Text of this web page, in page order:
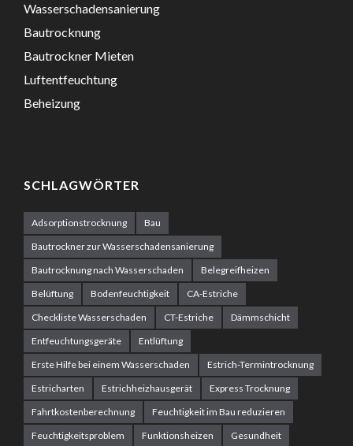
Wasserschadensanierung
Bautrocknung
Bautrockner Mieten
Luftentfeuchtung
Beheizung
SCHLAGWÖRTER
Adsorptionstrocknung
Bau
Bautrockner zur Wasserschadensanierung
Bautrocknung nach Wasserschaden
Belegreifheizen
Belüftung
Bodenfeuchtigkeit
CA-Estriche
Checkliste Wasserschaden
CT-Estriche
Dämmschicht
Entfeuchtungsgeräte
Entlüftung
Erste Hilfe bei einem Wasserschaden
Estrich-Termintrocknung
Estricharten
Estrichheizhausgerät
Express Trocknung
Fahrtkostenberechnung
Feuchtigkeit im Bau reduzieren
Feuchtigkeitsproblem
Funktionsheizen
Gesundheit